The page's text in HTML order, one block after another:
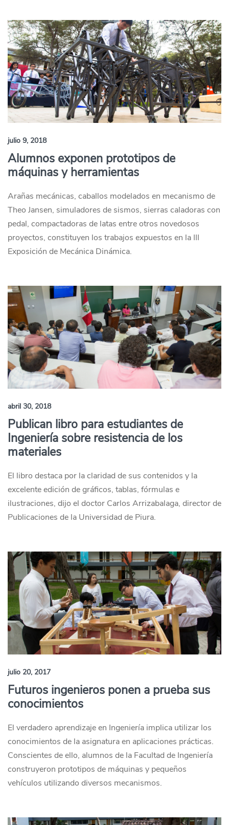
julio 9, 2018
Alumnos exponen prototipos de
máquinas y herramientas
Arañas mecánicas, caballos modelados en mecanismo de
Theo Jansen, simuladores de sismos, sierras caladoras con
pedal, compactadoras de latas entre otros novedosos
proyectos, constituyen los trabajos expuestos en la III
Exposición de Mecánica Dinámica.
abril 30, 2018
Publican libro para estudiantes de
Ingeniería sobre resistencia de los
materiales
El libro destaca por la claridad de sus contenidos y la
excelente edición de gráficos, tablas, fórmulas e
ilustraciones, dijo el doctor Carlos Arrizabalaga, director de
Publicaciones de la Universidad de Piura.
julio 20, 2017
Futuros ingenieros ponen a prueba sus
conocimientos
El verdadero aprendizaje en Ingeniería implica utilizar los
conocimientos de la asignatura en aplicaciones prácticas.
Conscientes de ello, alumnos de la Facultad de Ingeniería
construyeron prototipos de máquinas y pequeños
vehículos utilizando diversos mecanismos.